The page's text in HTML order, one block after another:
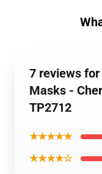
7 reviews
Masks -
TP2712
★★★★★
★★★★☆